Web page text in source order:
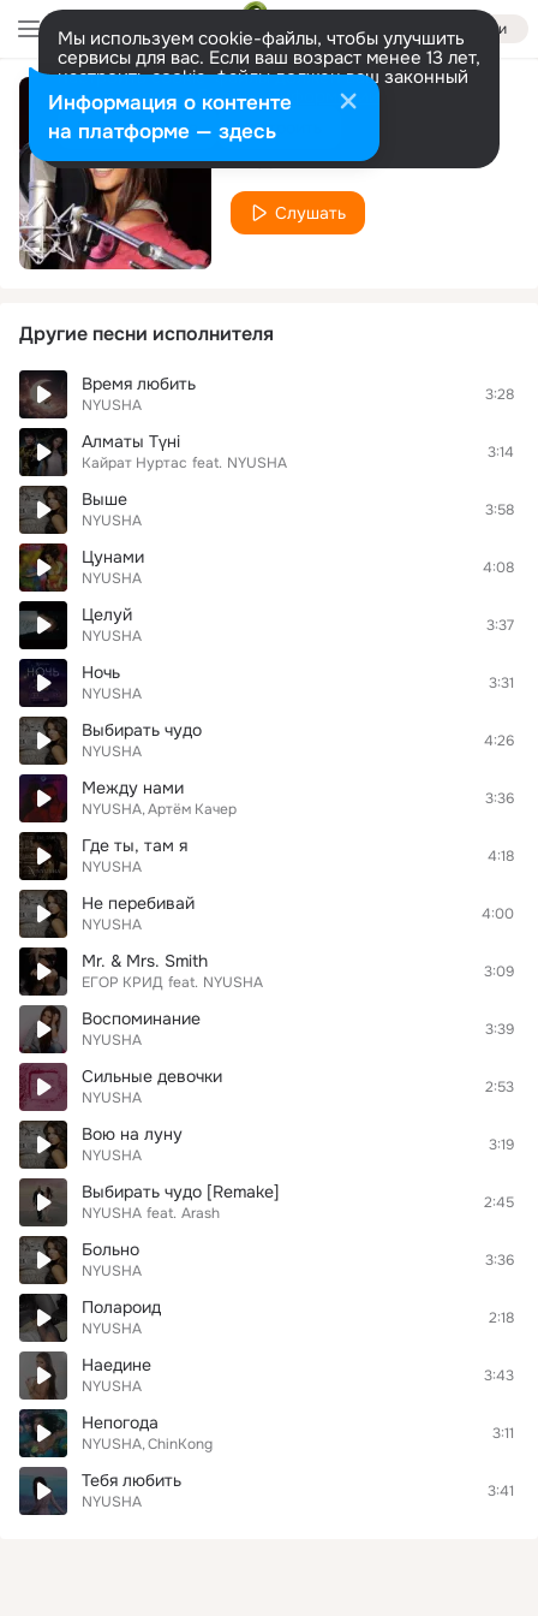
Войти
Мы используем cookie-файлы, чтобы улучшить
сервисы для вас. Если ваш возраст менее 13 лет,
настроить cookie-файлы должен ваш законный
представитель. Больше информации
Разрешить все Настроить
Это Новый год
NYUSHA
Слушать
Другие песни исполнителя
Время любить
NYUSHA
3:28
Алматы Түні
Кайрат Нуртас feat. NYUSHA
3:14
Выше
NYUSHA
3:58
Цунами
NYUSHA
4:08
Целуй
NYUSHA
3:37
Ночь
NYUSHA
3:31
Выбирать чудо
NYUSHA
4:26
Между нами
NYUSHA Артём Качер
3:36
Где ты, там я
NYUSHA
4:18
Не перебивай
NYUSHA
4:00
Mr. & Mrs. Smith
ЕГОР КРИД feat. NYUSHA
3:09
Воспоминание
NYUSHA
3:39
Сильные девочки
NYUSHA
2:53
Вою на луну
NYUSHA
3:19
Выбирать чудо [Remake]
NYUSHA feat. Arash
2:45
Больно
NYUSHA
3:36
Полароид
NYUSHA
2:18
Наедине
NYUSHA
3:43
Непогода
NYUSHA ChinKong
3:11
Тебя любить
NYUSHA
3:41
Информация о контенте
на платформе — здесь